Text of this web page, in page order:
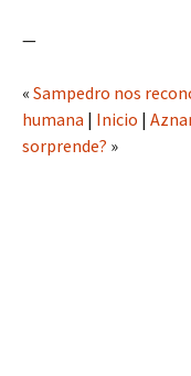
—
« Sampedro nos
humana | Inicio |
sorprende? »